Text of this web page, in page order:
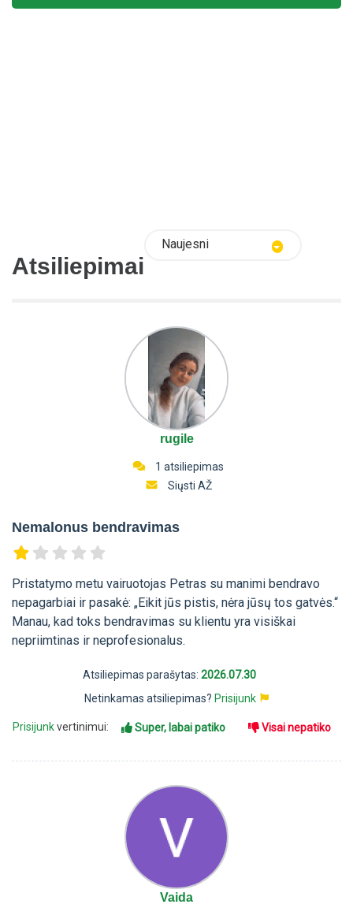
Atsiliepimai
Naujesni
rugile
1 atsiliepimas
Siųsti AŽ
Nemalonus bendravimas
Pristatymo metu vairuotojas Petras su manimi bendravo
nepagarbiai ir pasakė: „Eikit jūs pistis, nėra jūsų tos gatvės.“
Manau, kad toks bendravimas su klientu yra visiškai
nepriimtinas ir neprofesionalus.
Atsiliepimas parašytas: 2026.07.30
Netinkamas atsiliepimas? Prisijunk
Prisijunkvertinimui: Super, labai patiko Visai nepatiko
Vaida